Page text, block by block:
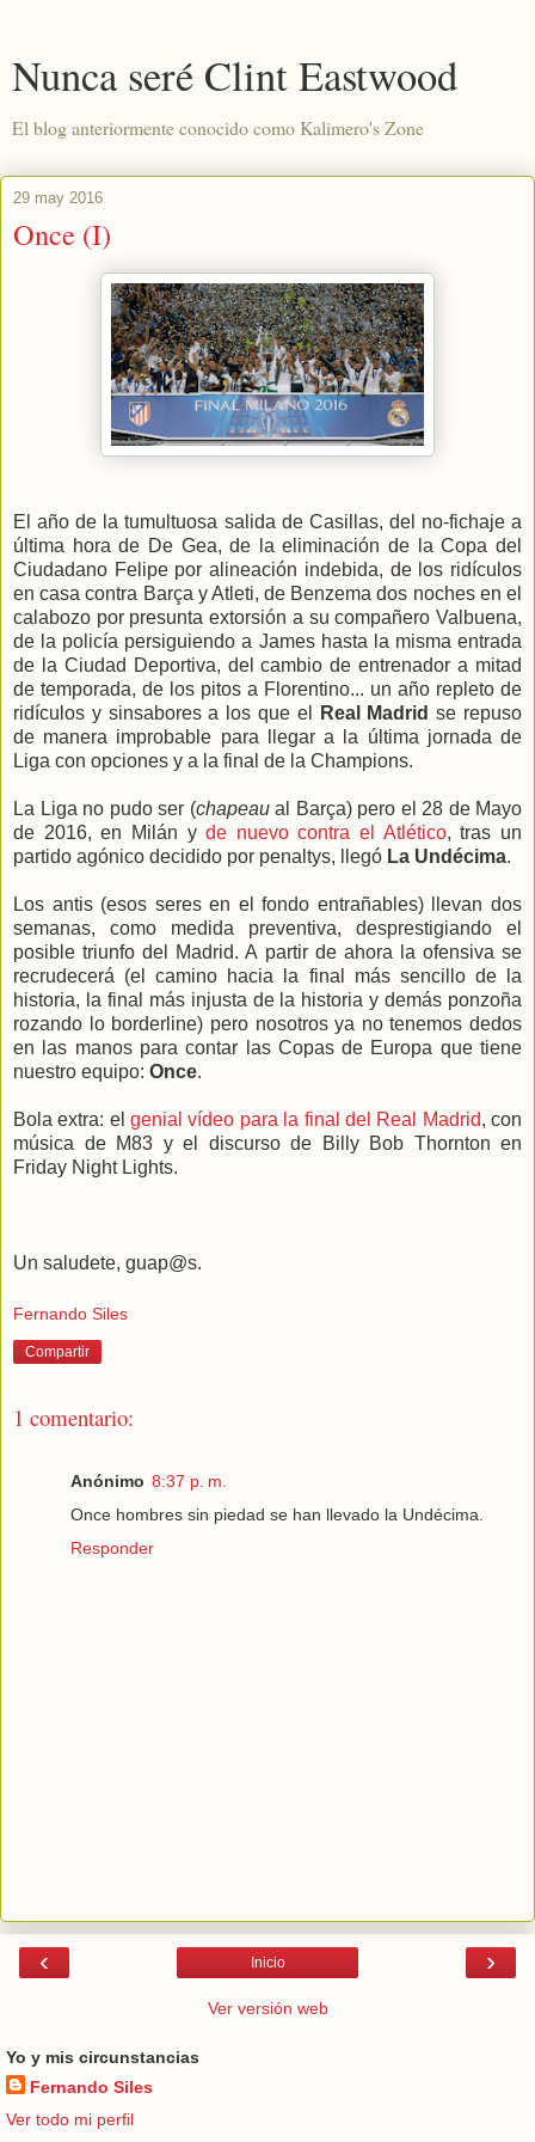
Nunca seré Clint Eastwood
El blog anteriormente conocido como Kalimero's Zone
29 may 2016
Once (I)
El año de la tumultuosa salida de Casillas, del no-fichaje a
última hora de De Gea, de la eliminación de la Copa del
Ciudadano Felipe por alineación indebida, de los ridículos
en casa contra Barça y Atleti, de Benzema dos noches en el
calabozo por presunta extorsión a su compañero Valbuena,
de la policía persiguiendo a James hasta la misma entrada
de la Ciudad Deportiva, del cambio de entrenador a mitad
de temporada, de los pitos a Florentino... un año repleto de
ridículos y sinsabores a los que el
Real Madrid se repuso
de manera improbable para llegar a la última jornada de
Liga con opciones y a la final de la Champions.
La Liga no pudo ser (chapeaual Barça) pero el 28 de Mayo
de 2016, en Milán yde nuevo contra el Atlético, tras un
partido agónico decidido por penaltys, llegó La Undécima.
Los antis (esos seres en el fondo entrañables) llevan dos
semanas, como medida preventiva, desprestigiando el
posible triunfo del Madrid. A partir de ahora la ofensiva se
recrudecerá (el camino hacia la final más sencillo de la
historia, la final más injusta de la historia y demás ponzoña
rozando lo borderline) pero nosotros ya no tenemos dedos
en las manos para contar las Copas de Europa que tiene
nuestro equipo: Once.
Bola extra: elgenial vídeo para la final del Real Madrid, con
música de M83 y el discurso de Billy Bob Thornton en
Friday Night Lights.
Un saludete, guap@s.
Fernando Siles
Compartir
1 comentario:
Anónimo 8:37 p. m.
Once hombres sin piedad se han llevado la Undécima.
Responder
‹ ›
Inicio
Ver versión web
Yo y mis circunstancias
Fernando Siles
Ver todo mi perfil